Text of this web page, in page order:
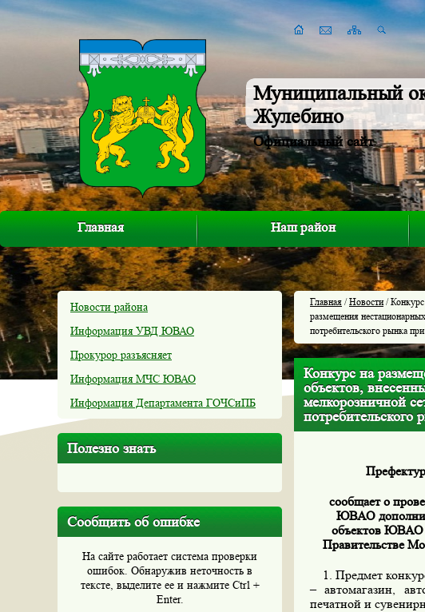
Муниципальный
Жулебино
Официальный сайт
Главная Наш район
Новости района
Информация УВД ЮВАО
Прокурор разъясняет
Информация МЧС ЮВАО
Информация Департамента ГОЧСиПБ
Полезно знать
Сообщить об ошибке
На сайте работает система проверки
ошибок. Обнаружив неточность в
тексте, выделите ее и нажмите Ctrl +
Enter.
Главная /Новости/ Конкурс
размещения
потребительского рынка
Конкурс на
объектов,
мелкорозничной
сообщает о
ЮВАО
объектов ЮВАО
Правительстве
1. Предмет
– автомагазин,
печатной и